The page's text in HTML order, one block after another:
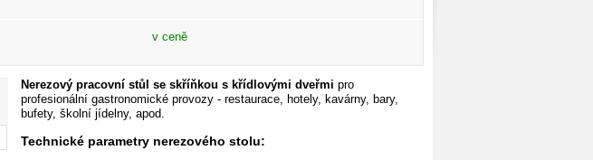
v ceně
Nerezový pracovní stůl se skříňkou s křídlovými dveřmi pro
profesionální gastronomické provozy - restaurace, hotely, kavárny, bary,
bufety, školníjídelny, apod.
Technické parametry nerezového stolu: